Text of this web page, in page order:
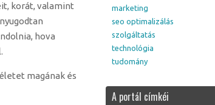
korát, valamint
hova
magának és
marketing
seo optimalizálás
szolgáltatás
technológia
tudomány
A portál címkéi